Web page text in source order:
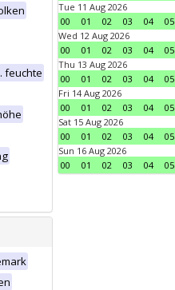
feuchte
Tue 11 Aug 2026
00
01 02 03 04 05
Wed 12 Aug 2026
00
01 02 03 04 05
Thu 13 Aug 2026
00
01 02 03 04 05
Fri 14 Aug 2026
00
01 02 03 04 05
Sat 15 Aug 2026
00
01 02 03 04 05
Sun 16 Aug 2026
00
01 02 03 04 05